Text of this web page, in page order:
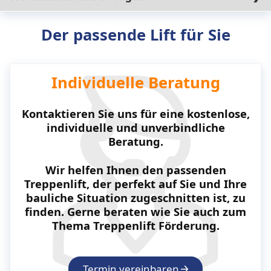
das in Notfällen sofort den Betrieb stoppt.
verschiedene Einbauoptionen wie gerade oder
kurvige Schienen, die sich an die architektonischen
Gegebenheiten anpassen lassen. Zudem sind
Der passende Lift für Sie
Individuelle Beratung
Kontaktieren Sie uns für eine kostenlose,
individuelle und unverbindliche
Beratung.
Wir helfen Ihnen den passenden
Treppenlift, der perfekt auf Sie und Ihre
bauliche Situation zugeschnitten ist, zu
finden. Gerne beraten wie Sie auch zum
Thema Treppenlift Förderung.